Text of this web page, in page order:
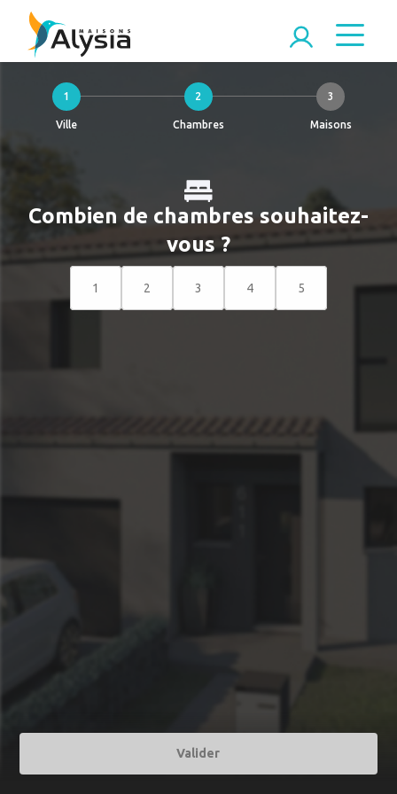
1
Ville
2
Chambres
3
Maisons
Combien de chambres souhaitez-
vous ?
1 2 3 4 5
Valider